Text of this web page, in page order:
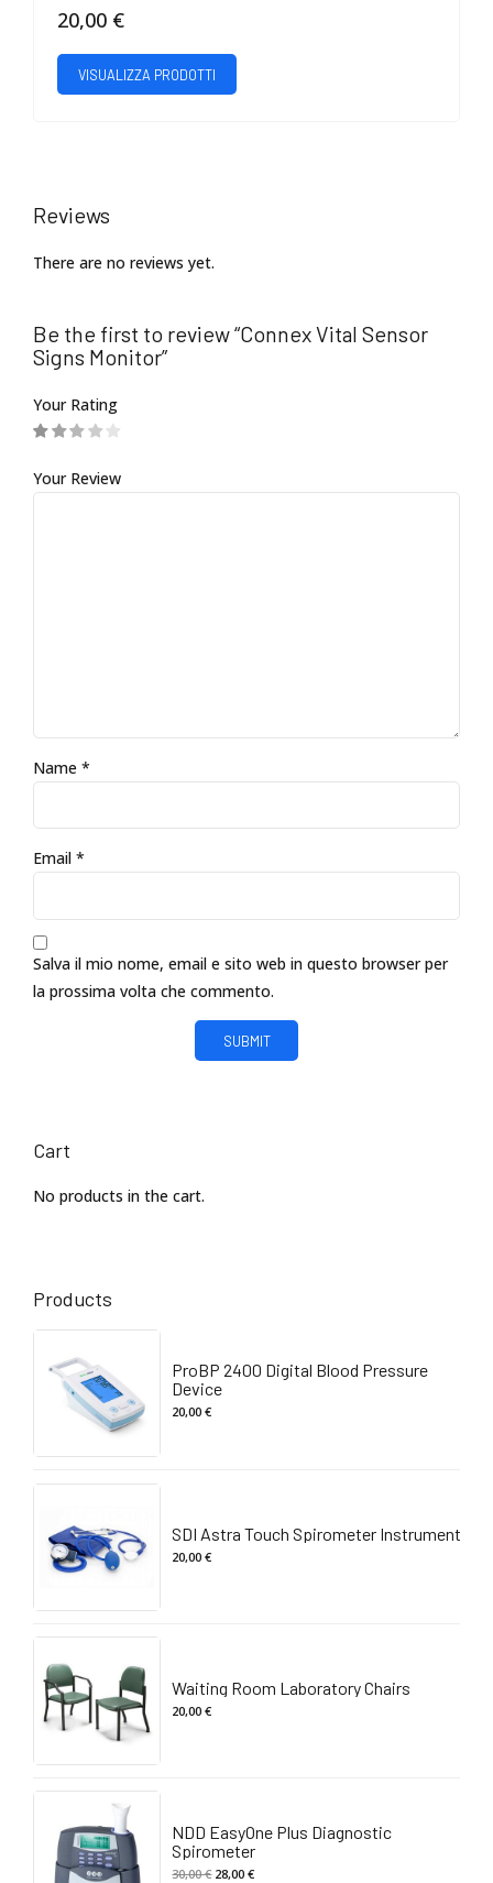
20,00 €
VISUALIZZA PRODOTTI
Reviews
There are no reviews yet.
Be the first to review “Connex Vital Sensor
Signs Monitor”
Your Rating
Your Review
Name *
Email *
Salva il mio nome, email e sito web in questo browser per
la prossima volta che commento.
Cart
No products in the cart.
Products
ProBP 2400 Digital Blood Pressure
Device
20,00€
SDI Astra Touch Spirometer Instrument
20,00€
Waiting Room Laboratory Chairs
20,00€
NDD EasyOne Plus Diagnostic
Spirometer
30,00€ Il
28,00€Il